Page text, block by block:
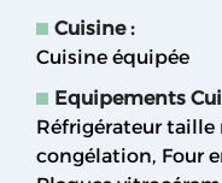
Cuisine:
Cuisine équipée
Equipements
Réfrigérateur taille
congélation Four